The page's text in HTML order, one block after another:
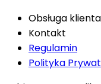
Obsługa klienta
Kontakt
Regulamin
Polityka